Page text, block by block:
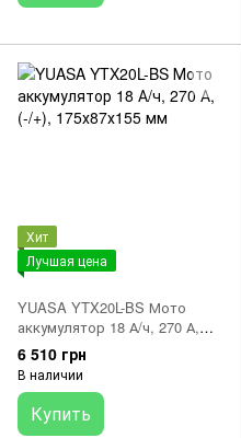
Хит
Лучшая цена
YUASA YTX20L-BS Мото
аккумулятор 18 А/ч, 270 А,
(-/+), 175х87х155 мм
6 510 грн
В наличии
Купить